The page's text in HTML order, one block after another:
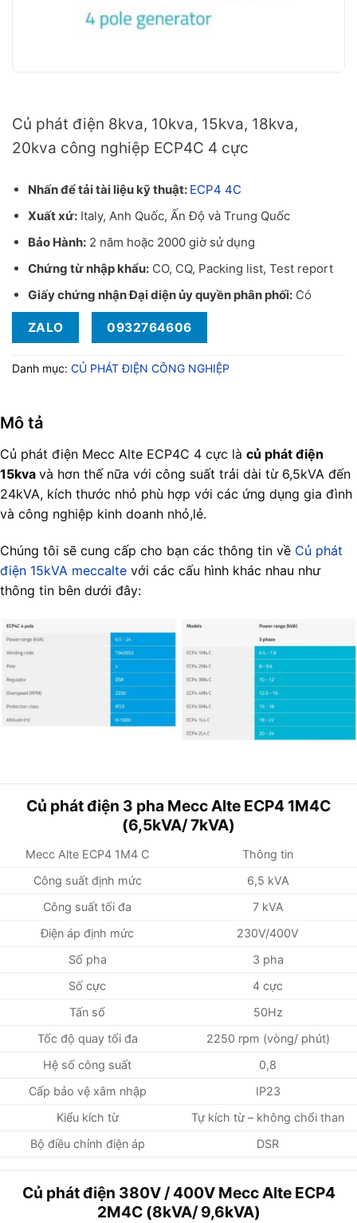
Củ phát điện 8kva, 10kva, 15kva, 18kva,
20kva công nghiệp ECP4C 4 cực
Nhấn để tải tài liệu kỹ thuật: ECP4 4C
Xuất xứ:Italy, Anh Quốc, Ấn Độ và Trung Quốc
Bảo Hành:2 năm hoặc 2000 giờ sử dụng
Chứng từ nhập khẩu:CO, CQ, Packing list, Test report
Giấy chứng nhận Đại diện ủy quyền phân phối:Có
ZALO 0932764606
Danh mục: CỦ PHÁT ĐIỆN CÔNG NGHIỆP
Mô tả
Củ phát điện Mecc Alte ECP4C 4 cực là củ phát điện
15kva và hơn thế nữa với công suất trải dài từ 6,5kVA đến
24kVA, kích thước nhỏ phù hợp với các ứng dụng gia đình
và công nghiệp kinh doanh nhỏ,lẻ.
Chúng tôi sẽ cung cấp cho bạn các thông tin về Củ phát
điện 15kVA meccalte với các cấu hình khác nhau như
thông tin bên dưới đây:
Củ phát điện 3 pha Mecc Alte ECP4 1M4C
(6,5kVA/ 7kVA)
Mecc Alte ECP4 1M4 C
Thông tin
Công suất định mức
6,5 kVA
Công suất tối đa
7 kVA
Điện áp định mức
230V/400V
Số pha
3 pha
Số cực
4 cực
Tấn số
50Hz
Tốc độ quay tối đa
2250 rpm (vòng/ phút)
Hệ số công suất
0,8
Cấp bảo vệ xâm nhập
IP23
Kiểu kích từ
Tự kích từ – không chổi than
Bộ điều chỉnh điện áp
DSR
Củ phát điện 380V / 400V Mecc Alte ECP4
2M4C (8kVA/ 9,6kVA)